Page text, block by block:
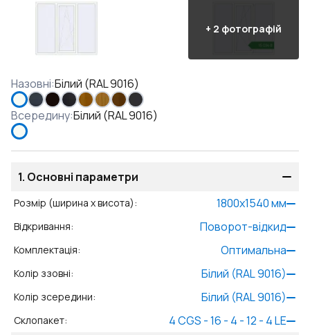
+ 2 фотографій
Назовні:Білий (RAL 9016)
Всередину:Білий (RAL 9016)
1. Основні параметри
Розмір (ширина x висота): 1800x1540мм
Відкривання: Поворот-відкид
Комплектація: Оптимальна
Колір ззовні: Білий (RAL 9016)
Колір зсередини: Білий (RAL 9016)
Склопакет:
4 CGS - 16 - 4 - 12 - 4 LE